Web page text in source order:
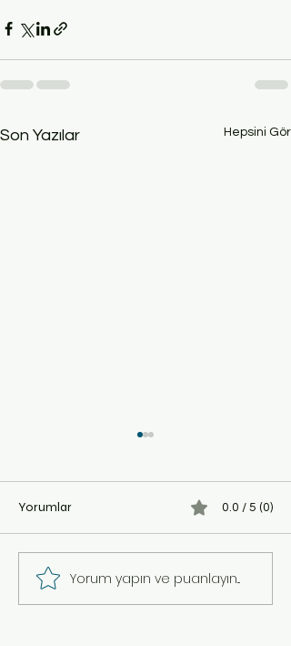
Son Yazılar Hepsini Gör
İlerleme
...
Yorumlar 0.0 / 5 (0)
Yorum yapın ve puanlayın...